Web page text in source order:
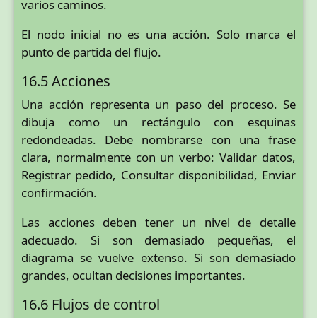
varios caminos.
El nodo inicial no es una acción. Solo marca el
punto de partida del flujo.
16.5 Acciones
Una acción representa un paso del proceso. Se
dibuja como un rectángulo con esquinas
redondeadas. Debe nombrarse con una frase
clara, normalmente con un verbo: Validar datos,
Registrar pedido, Consultar disponibilidad, Enviar
confirmación.
Las acciones deben tener un nivel de detalle
adecuado. Si son demasiado pequeñas, el
diagrama se vuelve extenso. Si son demasiado
grandes, ocultan decisiones importantes.
16.6 Flujos de control